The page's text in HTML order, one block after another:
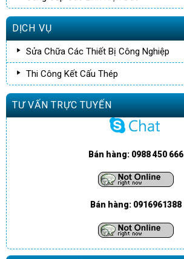
DỊCH VỤ
Sửa Chữa Các Thiết Bị Công Nghiệp
Thi Công Kết Cấu Thép
TƯ VẤN TRỰC TUYẾN
Bán hàng: 0988 450 666
Bán hàng: 0916961388